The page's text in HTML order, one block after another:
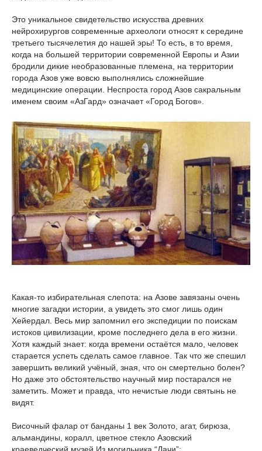
Это уникальное свидетельство искусства древних
нейрохирургов современные археологи относят к середине
третьего тысячелетия до нашей эры! То есть, в то время,
когда на большей территории современной Европы и Азии
бродили дикие необразованные племена, на территории
города Азов уже вовсю выполнялись сложнейшие
медицинские операции. Неспроста город Азов сакральным
именем своим «АзГард» означает «Город Богов».
Какая-то избирательная слепота: на Азове завязаны очень
многие загадки истории, а увидеть это смог лишь один
Хейердал. Весь мир запомнил его экспедиции по поискам
истоков цивилизации, кроме последнего дела в его жизни.
Хотя каждый знает: когда времени остаётся мало, человек
старается успеть сделать самое главное. Так что же спешил
завершить великий учёный, зная, что он смертельно болен?
Но даже это обстоятельство научный мир постарался не
заметить. Может и правда, что нечистые люди святынь не
видят.
Височный фалар от банданы 1 век Золото, агат, бирюза,
альмандины, коралл, цветное стекло Азовский
краеведческий музей Из могильника “Дачи”: